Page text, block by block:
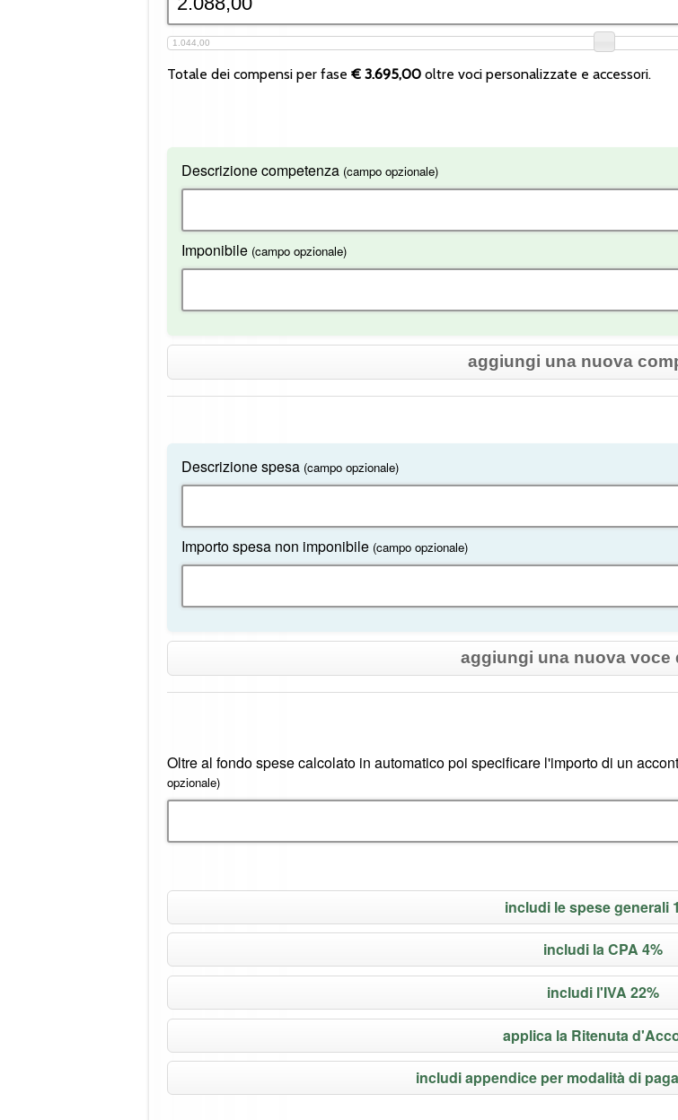
1.044,00
Totale dei compensi per fase € 3.695,00oltre voci personalizzate e accessori.
Descrizione competenza (campo opzionale)
Imponibile (campo opzionale)
aggiungi una nuova
Descrizione spesa (campo opzionale)
Importo spesa non imponibile (campo opzionale)
aggiungi una nuova voce
Oltre al fondo spese calcolato in automatico poi specificare l'importo di un
opzionale)
includi le spese generali
includi la CPA 4%
includi l'IVA 22%
applica la Ritenuta
includi appendice per modalità di